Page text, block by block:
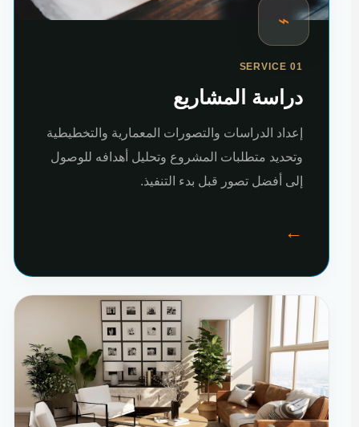
⌁
SERVICE 01
دراسة المشاريع
إعداد الدراسات والتصورات المعمارية والتخطيطية
وتحديد متطلبات المشروع وتحليل أهدافه للوصول
إلى أفضل تصور قبل بدء التنفيذ.
←